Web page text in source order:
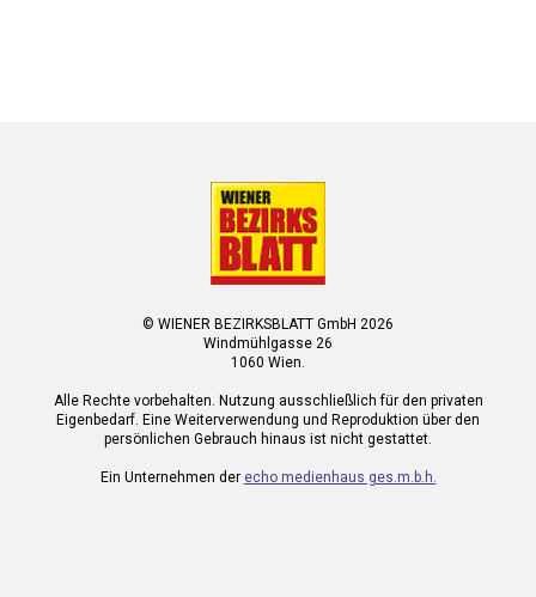
© WIENER BEZIRKSBLATT GmbH 2026
Windmühlgasse 26
1060 Wien.
Alle Rechte vorbehalten. Nutzung ausschließlich für den privaten
Eigenbedarf. Eine Weiterverwendung und Reproduktion über den
persönlichen Gebrauch hinaus ist nicht gestattet.
Ein Unternehmen der echo medienhaus ges.m.b.h.